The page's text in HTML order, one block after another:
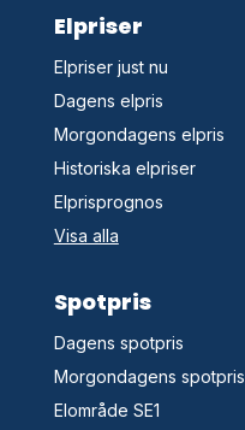
Elpriser
Elpriser just nu
Dagens elpris
Morgondagens elpris
Historiska elpriser
Elprisprognos
Visa alla
Spotpris
Dagens spotpris
Morgondagens spotpris
Elområde SE1